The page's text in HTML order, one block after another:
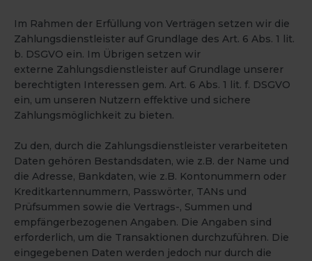
Im Rahmen der Erfüllung von Verträgen setzen wir die
Zahlungsdienstleister auf Grundlage des Art. 6 Abs. 1 lit.
b. DSGVO ein. Im Übrigen setzen wir
externe Zahlungsdienstleister auf Grundlage unserer
berechtigten Interessen gem. Art. 6 Abs. 1 lit. f. DSGVO
ein, um unseren Nutzern effektive und sichere
Zahlungsmöglichkeit zu bieten.
Zu den, durch die Zahlungsdienstleister verarbeiteten
Daten gehören Bestandsdaten, wie z.B. der Name und
die Adresse, Bankdaten, wie z.B. Kontonummern oder
Kreditkartennummern, Passwörter, TANs und
Prüfsummen sowie die Vertrags-, Summen und
empfängerbezogenen Angaben. Die Angaben sind
erforderlich, um die Transaktionen durchzuführen. Die
eingegebenen Daten werden jedoch nur durch die